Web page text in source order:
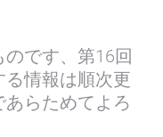
です、第16回
情報は順次更
らためてよろ